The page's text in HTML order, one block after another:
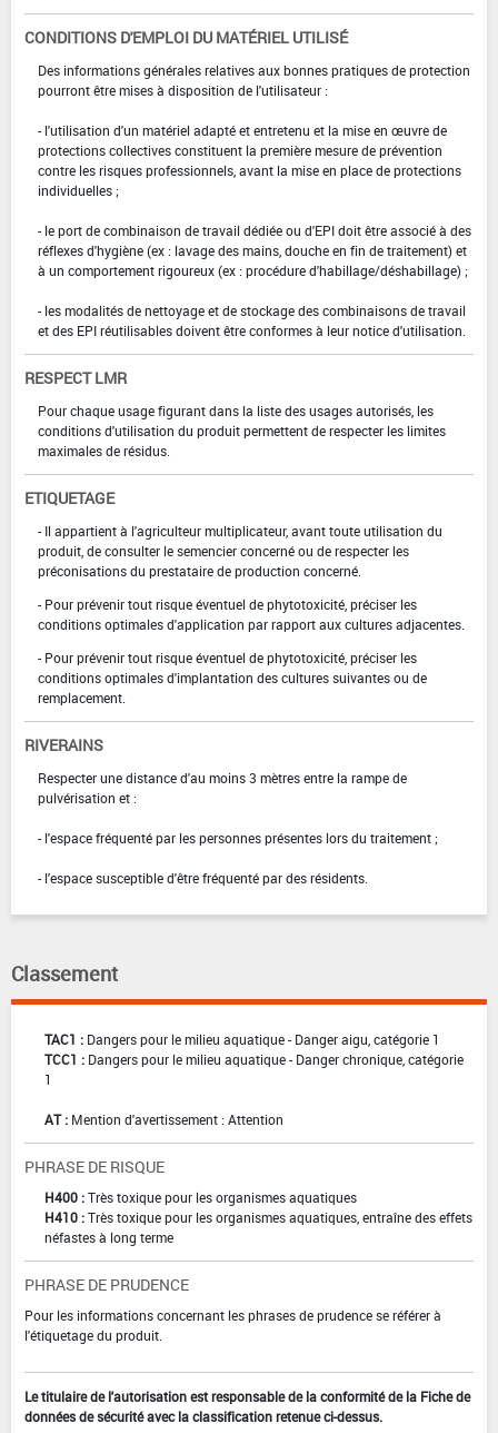
CONDITIONS D'EMPLOI DU MATÉRIEL UTILISÉ
Des informations générales relatives aux bonnes pratiques de protection
pourront être mises à disposition de l'utilisateur :
- l'utilisation d'un matériel adapté et entretenu et la mise en œuvre de
protections collectives constituent la première mesure de prévention
contre les risques professionnels, avant la mise en place de protections
individuelles ;
- le port de combinaison de travail dédiée ou d'EPI doit être associé à des
réflexes d'hygiène (ex : lavage des mains, douche en fin de traitement) et
à un comportement rigoureux (ex : procédure d'habillage/déshabillage) ;
- les modalités de nettoyage et de stockage des combinaisons de travail
et des EPI réutilisables doivent être conformes à leur notice d'utilisation.
RESPECT LMR
Pour chaque usage figurant dans la liste des usages autorisés, les
conditions d'utilisation du produit permettent de respecter les limites
maximales de résidus.
ETIQUETAGE
- Il appartient à l'agriculteur multiplicateur, avant toute utilisation du
produit, de consulter le semencier concerné ou de respecter les
préconisations du prestataire de production concerné.
- Pour prévenir tout risque éventuel de phytotoxicité, préciser les
conditions optimales d'application par rapport aux cultures adjacentes.
- Pour prévenir tout risque éventuel de phytotoxicité, préciser les
conditions optimales d'implantation des cultures suivantes ou de
remplacement.
RIVERAINS
Respecter une distance d'au moins 3 mètres entre la rampe de
pulvérisation et :
- l'espace fréquenté par les personnes présentes lors du traitement ;
- l'espace susceptible d'être fréquenté par des résidents.
Classement
TAC1 : Dangers pour le milieu aquatique - Danger aigu, catégorie 1
TCC1 : Dangers pour le milieu aquatique - Danger chronique, catégorie
1
AT : Mention d'avertissement : Attention
PHRASE DE RISQUE
H400 :Très toxique pour les organismes aquatiques
H410 :Très toxique pour les organismes aquatiques, entraîne des effets
néfastes à long terme
PHRASE DE PRUDENCE
Pour les informations concernant les phrases de prudence se référer à
l'étiquetage du produit.
Le titulaire de l'autorisation est responsable de la conformité de la Fiche de
données de sécurité avec la classification retenue ci-dessus.